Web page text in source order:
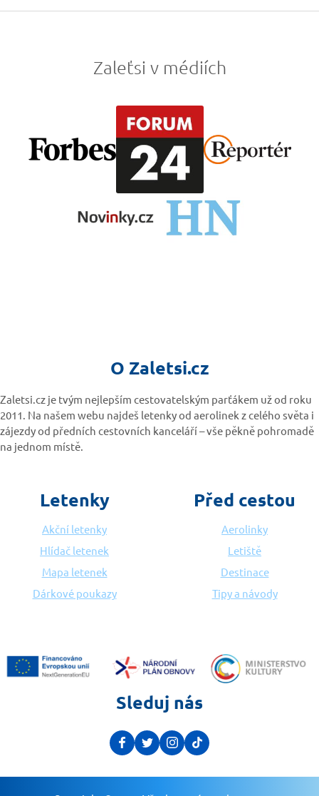
Zaleťsi v médiích
O Zaletsi.cz
Zaletsi.cz je tvým nejlepším cestovatelským parťákem už od roku
2011. Na našem webu najdeš letenky od aerolinek z celého světa i
zájezdy od předních cestovních kanceláří – vše pěkně pohromadě
na jednom místě.
Letenky
Akční letenky
Hlídač letenek
Mapa letenek
Dárkové poukazy
Před cestou
Aerolinky
Letiště
Destinace
Tipy a návody
Sleduj nás